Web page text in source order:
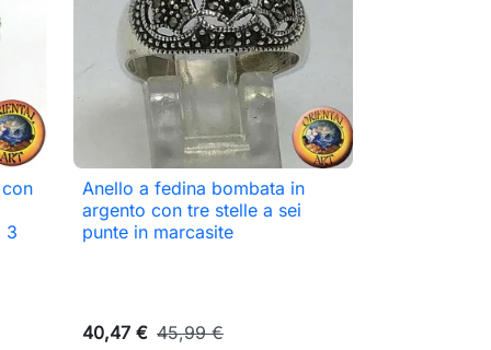
3
 Anteprima
Anello a fedina bombata in
argento con tre stelle a sei
punte in marcasite
40,47 € 45,99 €